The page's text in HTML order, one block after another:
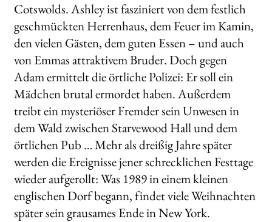
Cotswolds. Ashley ist fasziniert von dem festlich
geschmückten Herrenhaus, dem Feuer im Kamin,
den vielen Gästen, dem guten Essen – und auch
von Emmas attraktivem Bruder. Doch gegen
Adam ermittelt die örtliche Polizei: Er soll ein
Mädchen brutal ermordet haben. Außerdem
treibt ein mysteriöser Fremder sein Unwesen in
dem Wald zwischen Starvewood Hall und dem
örtlichen Pub … Mehr als dreißig Jahre später
werden die Ereignisse jener schrecklichen Festtage
wieder aufgerollt: Was 1989 in einem kleinen
englischen Dorf begann, findet viele Weihnachten
später sein grausames Ende in New York.